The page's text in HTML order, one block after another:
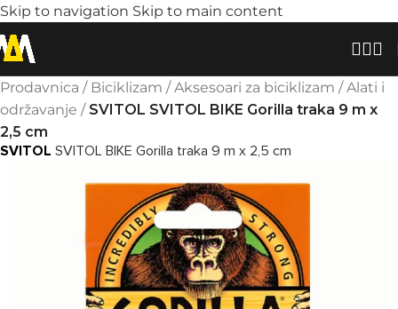
Skip to navigation Skip to main content
Prodavnica / Biciklizam /Aksesoari za biciklizam /Alati i
održavanje / SVITOL SVITOL BIKE Gorilla traka 9 m x
2,5 cm
SVITOL SVITOL BIKE Gorilla traka 9 m x 2,5 cm